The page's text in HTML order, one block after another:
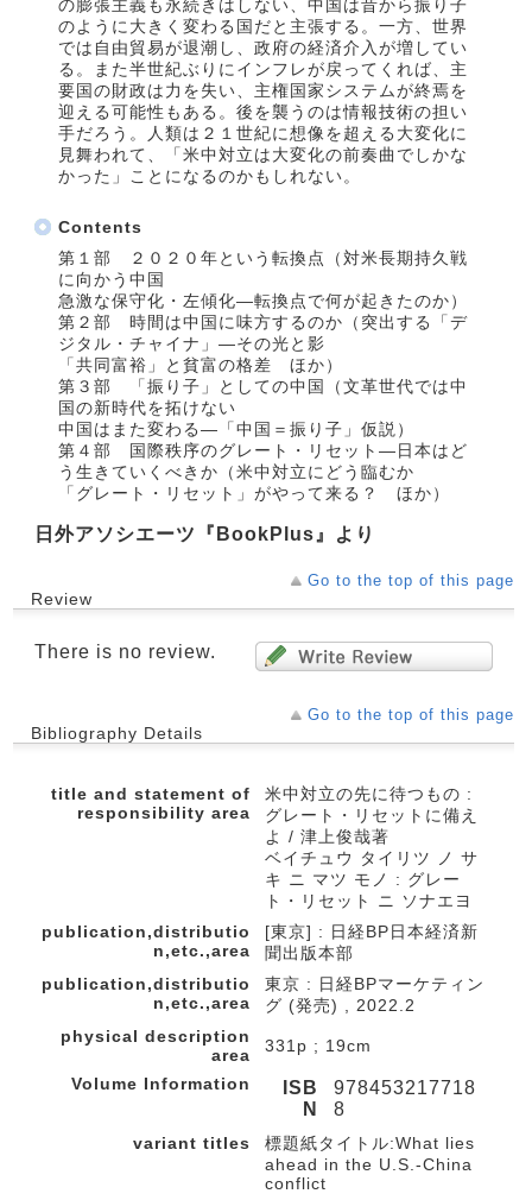
の膨張主義も永続きはしない、中国は昔から振り子
のように大きく変わる国だと主張する。一方、世界
では自由貿易が退潮し、政府の経済介入が増してい
る。また半世紀ぶりにインフレが戻ってくれば、主
要国の財政は力を失い、主権国家システムが終焉を
迎える可能性もある。後を襲うのは情報技術の担い
手だろう。人類は２１世紀に想像を超える大変化に
見舞われて、「米中対立は大変化の前奏曲でしかな
かった」ことになるのかもしれない。
Contents
第１部 ２０２０年という転換点（対米長期持久戦
に向かう中国
急激な保守化・左傾化―転換点で何が起きたのか）
第２部 時間は中国に味方するのか（突出する「デ
ジタル・チャイナ」―その光と影
「共同富裕」と貧富の格差 ほか）
第３部 「振り子」としての中国（文革世代では中
国の新時代を拓けない
中国はまた変わる―「中国＝振り子」仮説）
第４部 国際秩序のグレート・リセット―日本はど
う生きていくべきか（米中対立にどう臨むか
「グレート・リセット」がやって来る？ ほか）
日外アソシエーツ『BookPlus』より
Go to the top of this page
Review
There is no review.
Go to the top of this page
Bibliography Details
title and statement of
responsibility area
米中対立の先に待つもの :
グレート・リセットに備え
よ / 津上俊哉著
ベイチュウ タイリツ ノ サ
キ ニ マツ モノ : グレー
ト・リセット ニ ソナエヨ
publication,distributio
n,etc.,area
[東京] : 日経BP日本経済新
聞出版本部
publication,distributio
n,etc.,area
東京 : 日経BPマーケティン
グ (発売) , 2022.2
physical description
area
331p ; 19cm
Volume Information
ISB
N
978453217718
8
variant titles
標題紙タイトル:What lies
ahead in the U.S.-China
conflict